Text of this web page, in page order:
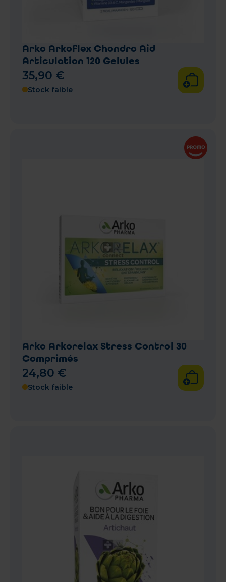
Arko Arkoflex Chondro Aid
Articulation 120 Gelules
35,90 €
Stock faible
Arko Arkorelax Stress Control 30
Comprimés
24,80 €
Stock faible